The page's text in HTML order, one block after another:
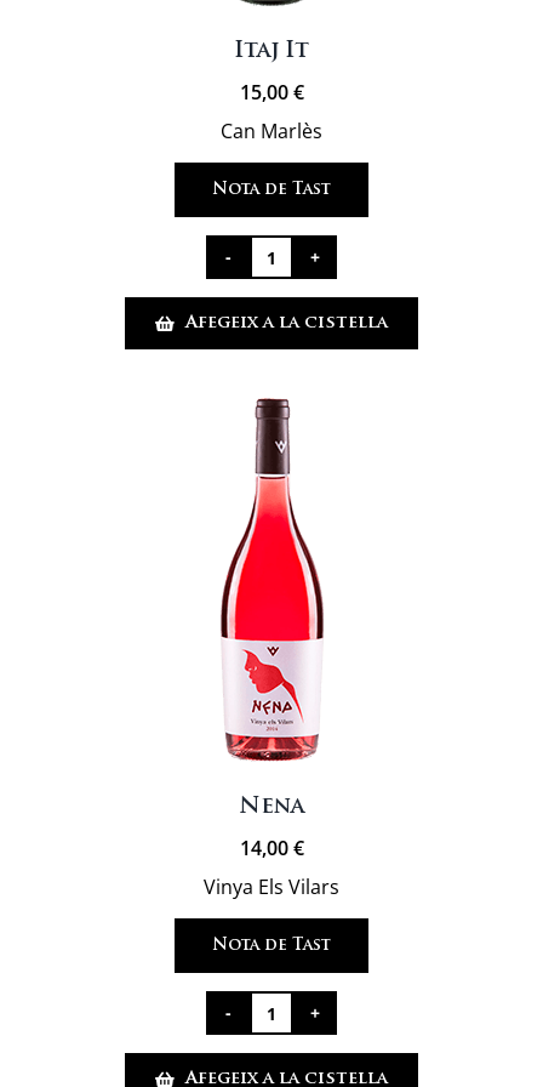
Itaj It
15,00€
Can Marlès
Nota de Tast
quantitat
de
Itaj
Afegeix a la cistella
Nena
14,00€
Vinya Els Vilars
Nota de Tast
quantitat
de
Afegeix a la cistella